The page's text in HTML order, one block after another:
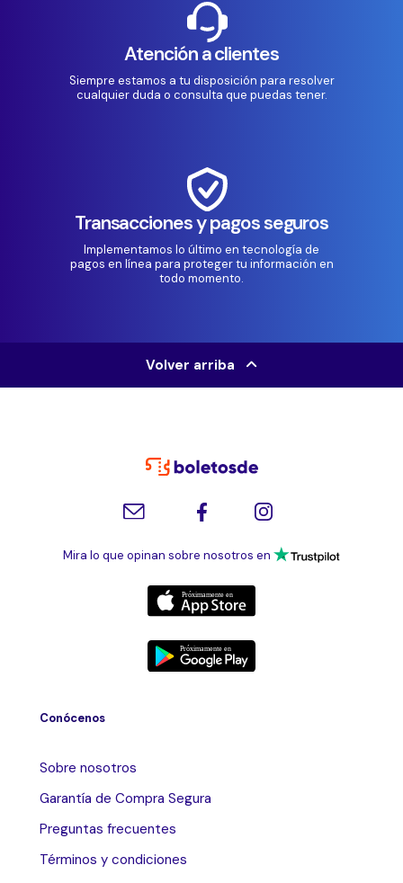
Atención a clientes
Siempre estamos a tu disposición para resolver
cualquier duda o consulta que puedas tener.
Transacciones y pagos seguros
Implementamos lo último en tecnología de
pagos en línea para proteger tu información en
todo momento.
Volver arriba
Mira lo que opinan sobre nosotros en
Conócenos
Sobre nosotros
Garantía de Compra Segura
Preguntas frecuentes
Términos y condiciones